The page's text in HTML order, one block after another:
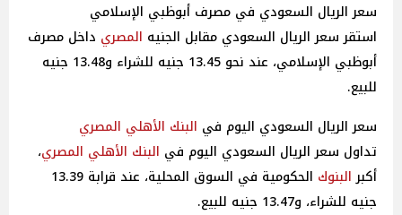
سعر الريال السعودي في مصرف أبوظبي الإسلامي
استقر سعر الريال السعودي مقابل الجنيه المصري داخل مصرف
أبوظبي الإسلامي، عند نحو 13.45 جنيه للشراء و13.48 جنيه
للبيع.
سعر الريال السعودي اليوم في البنك الأهلي المصري
تداول سعر الريال السعودي اليوم في البنك الأهلي المصري،
أكبرالبنوك
الحكومية في السوق المحلية، عند قرابة 13.39
جنيه للشراء، و13.47 جنيه للبيع.